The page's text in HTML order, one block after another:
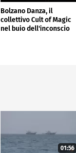
Bolzano Danza, il
collettivo Cult of Magic
nel buio dell'inconscio
01:56